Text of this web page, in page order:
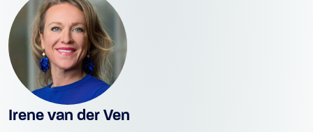
Irene van der Ven